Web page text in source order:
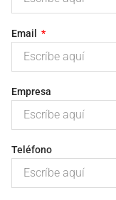
Email
Empresa
Teléfono